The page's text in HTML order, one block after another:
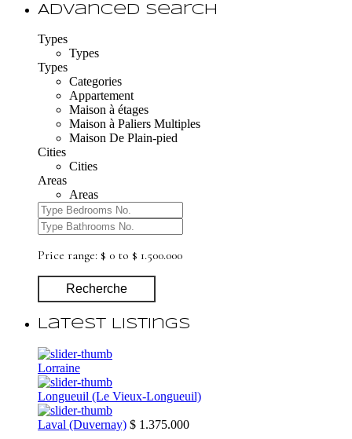
Advanced Search
Types
Types
Types
Categories
Appartement
Maison à étages
Maison à Paliers Multiples
Maison De Plain-pied
Cities
Cities
Areas
Areas
Price range: $ 0 to $ 1.500.000
Recherche
Latest Listings
Lorraine
Longueuil (Le Vieux-Longueuil)
Laval (Duvernay) $ 1.375.000